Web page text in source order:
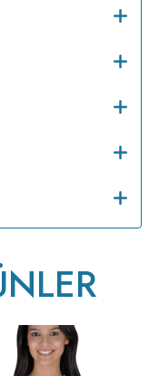
Orta ısıda ve tersten